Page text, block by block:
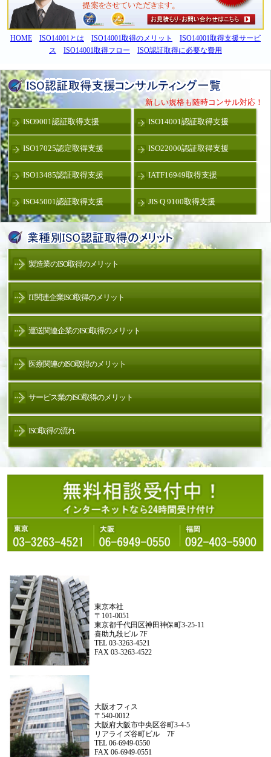
HOME ISO14001とは ISO14001取得のメリット
ISO14001取得支援サービ
ス
ISO14001取得フロー ISO認証取得に必要な費用
新しい規格も随時コンサル対応！
ISO9001認証取得支援 ISO14001認証取得支援
ISO17025認定取得支援 ISO22000認証取得支援
ISO13485認証取得支援 IATF16949取得支援
ISO45001認証取得支援 JIS Q 9100取得支援
製造業のISO取得のメリット
IT関連企業ISO取得のメリット
運送関連企業のISO取得のメリット
医療関連のISO取得のメリット
サービス業のISO取得のメリット
ISO取得の流れ
東京本社
〒101-0051
東京都千代田区神田神保町3-25-11
喜助九段ビル 7F
TEL 03-3263-4521
FAX 03-3263-4522
大阪オフィス
〒540-0012
大阪府大阪市中央区谷町3-4-5
リアライズ谷町ビル 7F
TEL 06-6949-0550
FAX 06-6949-0551